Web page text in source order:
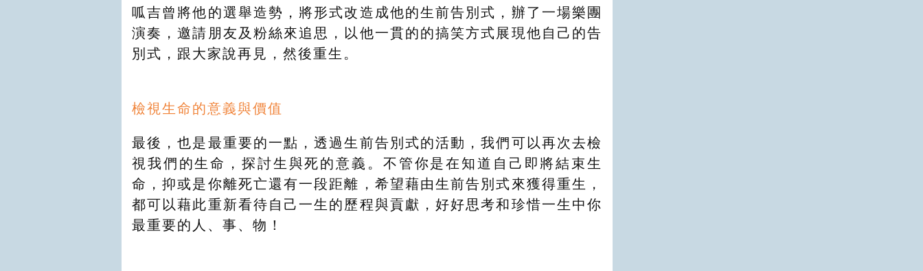
呱吉曾將他的選舉造勢，將形式改造成他的生前告別式，辦了一場樂團
演奏，邀請朋友及粉絲來追思，以他一貫的的搞笑方式展現他自己的告
別式，跟大家說再見，然後重生。
檢視生命的意義與價值
最後，也是最重要的一點，透過生前告別式的活動，我們可以再次去檢
視我們的生命，探討生與死的意義。不管你是在知道自己即將結束生
命，抑或是你離死亡還有一段距離，希望藉由生前告別式來獲得重生，
都可以藉此重新看待自己一生的歷程與貢獻，好好思考和珍惜一生中你
最重要的人、事、物！